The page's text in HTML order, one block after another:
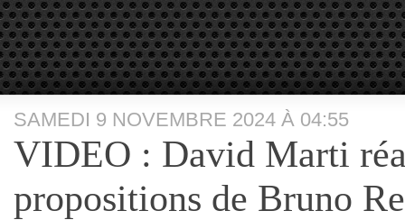
SAMEDI 9 NOVEMBRE 2024 À 04:55
VIDEO : David Marti
propositions de Bruno